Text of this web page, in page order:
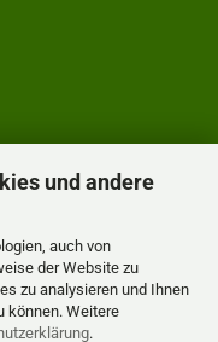
und andere
auch von
der Website zu
zu analysieren und Ihnen
können. Weitere
.